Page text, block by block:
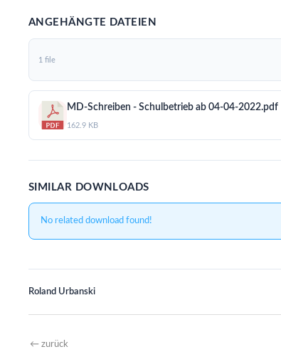
ANGEHÄNGTE DATEIEN
1 file
MD-Schreiben - Schulbetrieb ab 04-04-2022.pdf
162.9 KB
SIMILAR DOWNLOADS
No related download found!
Roland Urbanski
← zurück